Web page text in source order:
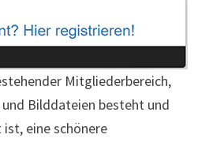
Mitgliederbereich,
Bilddateien besteht und
eine schönere